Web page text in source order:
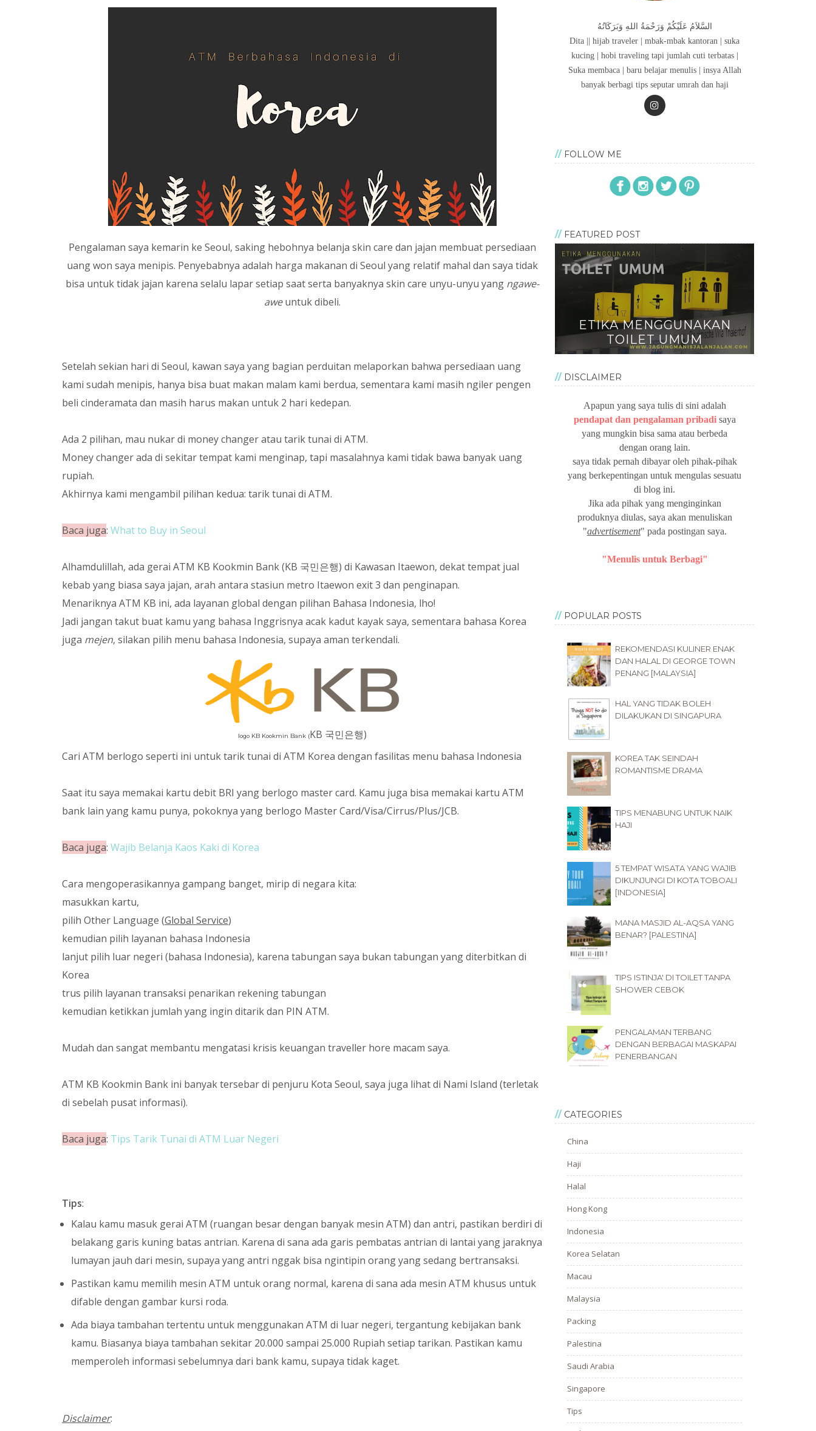
Pengalaman saya kemarin ke Seoul, saking hebohnya belanja skin care dan jajan membuat persediaan
uang won saya menipis. Penyebabnya adalah harga makanan di Seoul yang relatif mahal dan saya tidak
bisa untuk tidak jajan karena selalu lapar setiap saat serta banyaknya skin care unyu-unyu yang ngawe-
aweuntuk dibeli.
Setelah sekian hari di Seoul, kawan saya yang bagian perduitan melaporkan bahwa persediaan uang
kami sudah menipis, hanya bisa buat makan malam kami berdua, sementara kami masih ngiler pengen
beli cinderamata dan masih harus makan untuk 2 hari kedepan.
Ada 2 pilihan, mau nukar di money changer atau tarik tunai di ATM.
Money changer ada di sekitar tempat kami menginap, tapi masalahnya kami tidak bawa banyak uang
rupiah.
Akhirnya kami mengambil pilihan kedua: tarik tunai di ATM.
Baca juga: What to Buy in Seoul
Alhamdulillah, ada gerai ATM KB Kookmin Bank (KB 국민은행) di Kawasan Itaewon, dekat tempat jual
kebab yang biasa saya jajan, arah antara stasiun metro Itaewon exit 3 dan penginapan.
Menariknya ATM KB ini, ada layanan global dengan pilihan Bahasa Indonesia, lho!
Jadi jangan takut buat kamu yang bahasa Inggrisnya acak kadut kayak saya, sementara bahasa Korea
juga mejen, silakan pilih menu bahasa Indonesia, supaya aman terkendali.
logo KB Kookmin Bank (KB 국민은행)
Cari ATM berlogo seperti ini untuk tarik tunai di ATM Korea dengan fasilitas menu bahasa Indonesia
Saat itu saya memakai kartu debit BRI yang berlogo master card. Kamu juga bisa memakai kartu ATM
bank lain yang kamu punya, pokoknya yang berlogo Master Card/Visa/Cirrus/Plus/JCB.
Baca juga: Wajib Belanja Kaos Kaki di Korea
Cara mengoperasikannya gampang banget, mirip di negara kita:
masukkan kartu,
pilih Other Language (Global Service)
kemudian pilih layanan bahasa Indonesia
lanjut pilih luar negeri (bahasa Indonesia), karena tabungan saya bukan tabungan yang diterbitkan di
Korea
trus pilih layanan transaksi penarikan rekening tabungan
kemudian ketikkan jumlah yang ingin ditarik dan PIN ATM.
Mudah dan sangat membantu mengatasi krisis keuangan traveller hore macam saya.
ATM KB Kookmin Bank ini banyak tersebar di penjuru Kota Seoul, saya juga lihat di Nami Island (terletak
di sebelah pusat informasi).
Baca juga: Tips Tarik Tunai di ATM Luar Negeri
Tips:
Kalau kamu masuk gerai ATM (ruangan besar dengan banyak mesin ATM) dan antri, pastikan berdiri di
belakang garis kuning batas antrian. Karena di sana ada garis pembatas antrian di lantai yang jaraknya
lumayan jauh dari mesin, supaya yang antri nggak bisa ngintipin orang yang sedang bertransaksi.
Pastikan kamu memilih mesin ATM untuk orang normal, karena di sana ada mesin ATM khusus untuk
difable dengan gambar kursi roda.
Ada biaya tambahan tertentu untuk menggunakan ATM di luar negeri, tergantung kebijakan bank
kamu. Biasanya biaya tambahan sekitar 20.000 sampai 25.000 Rupiah setiap tarikan. Pastikan kamu
memperoleh informasi sebelumnya dari bank kamu, supaya tidak kaget.
Disclaimer:
السَّلاَمُ عَلَيْكُمْ وَرَحْمَةُ اللهِ وَبَرَكَاتُهُ
Dita || hijab traveler | mbak-mbak kantoran | suka
kucing | hobi traveling tapi jumlah cuti terbatas |
Suka membaca | baru belajar menulis | insya Allah
banyak berbagi tips seputar umrah dan haji
FOLLOW ME
FEATURED POST
ETIKA MENGGUNAKAN
TOILET UMUM
DISCLAIMER
Apapun yang saya tulis di sini adalah
pendapat dan pengalaman pribadisaya
yang mungkin bisa sama atau berbeda
dengan orang lain.
saya tidak pernah dibayar oleh pihak-pihak
yang berkepentingan untuk mengulas sesuatu
di blog ini.
Jika ada pihak yang menginginkan
produknya diulas, saya akan menuliskan
"advertisement" pada postingan saya.
"Menulis untuk Berbagi"
POPULAR POSTS
REKOMENDASI KULINER ENAK
DAN HALAL DI GEORGE TOWN
PENANG [MALAYSIA]
HAL YANG TIDAK BOLEH
DILAKUKAN DI SINGAPURA
KOREA TAK SEINDAH
ROMANTISME DRAMA
TIPS MENABUNG UNTUK NAIK
HAJI
5 TEMPAT WISATA YANG WAJIB
DIKUNJUNGI DI KOTA TOBOALI
[INDONESIA]
MANA MASJID AL-AQSA YANG
BENAR? [PALESTINA]
TIPS ISTINJA' DI TOILET TANPA
SHOWER CEBOK
PENGALAMAN TERBANG
DENGAN BERBAGAI MASKAPAI
PENERBANGAN
CATEGORIES
China
Haji
Halal
Hong Kong
Indonesia
Korea Selatan
Macau
Malaysia
Packing
Palestina
Saudi Arabia
Singapore
Tips